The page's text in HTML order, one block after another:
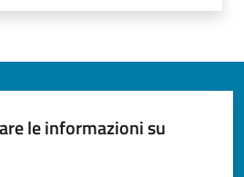
le informazioni su